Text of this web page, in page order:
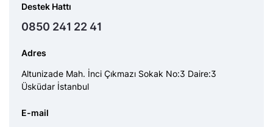
Destek Hattı
0850 241 22 41
Adres
Altunizade Mah. İnci Çıkmazı Sokak No:3 Daire:3
Üsküdar İstanbul
E-mail